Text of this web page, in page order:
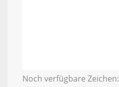
Noch verfügbare Zeichen: